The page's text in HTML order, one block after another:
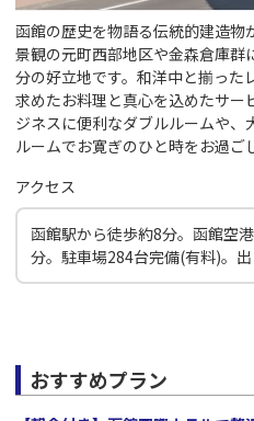
函館の歴史を物語る伝統的建造物
景観の元町西部地区や金森倉庫群
分の好立地です。和洋中と揃った
求めたお料理と真心を込めたサー
ジネスに便利なダブルルームや、
ルームでお寛ぎのひと時をお過ご
アクセス
函館駅から徒歩約8分。函館空
分。駐車場284台完備(有料)。
おすすめプラン